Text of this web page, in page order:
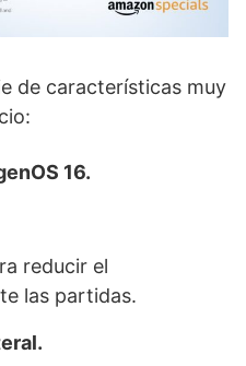
de características muy
16.
reducir el
las partidas.